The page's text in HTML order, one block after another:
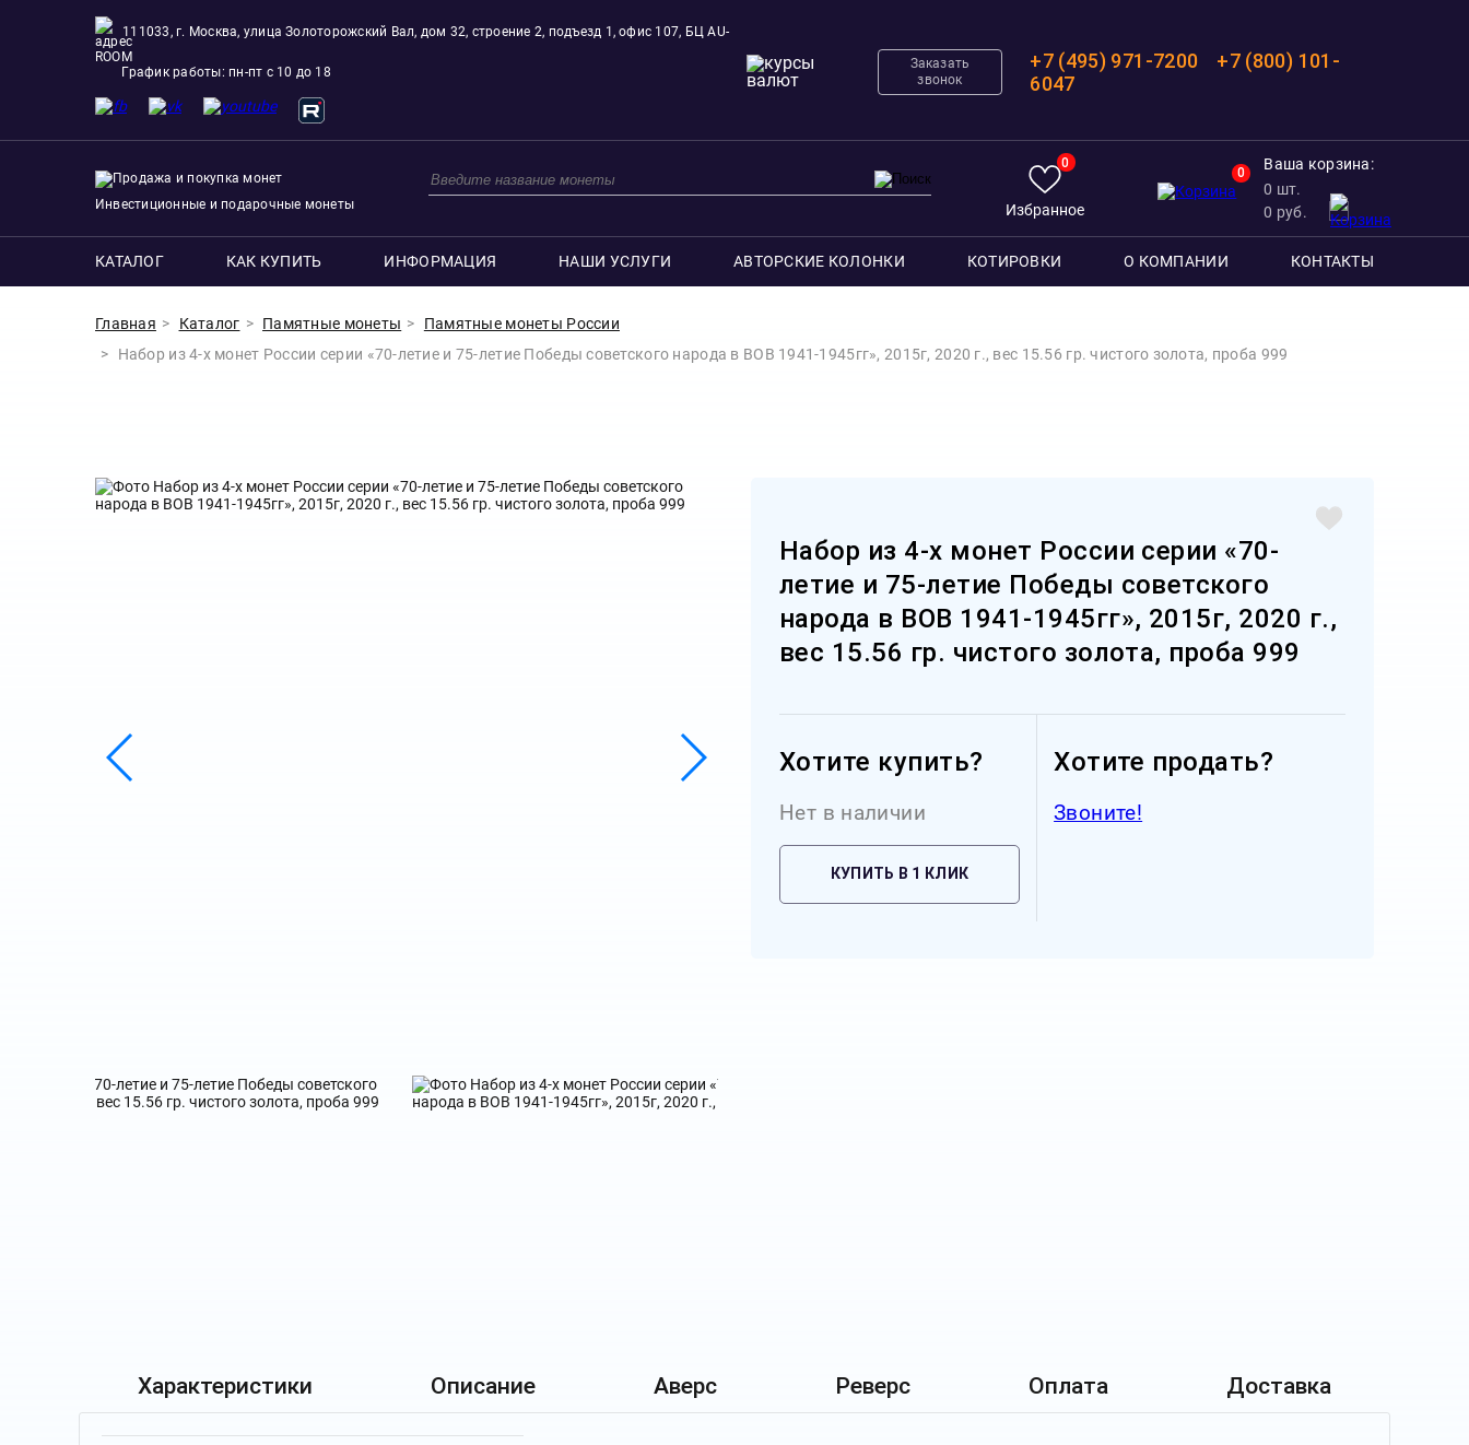
111033, г. Москва, улица Золоторожский Вал, дом 32, строение 2, подъезд 1, офис 107, БЦ AU-
ROOM
График работы: пн-пт с 10 до 18
Заказать
звонок
+7 (495) 971-7200
+7 (800) 101-
6047
Инвестиционные и подарочные монеты
0
Избранное
0
Ваша корзина:
0 шт.
0 руб.
КАТАЛОГ КАК КУПИТЬ ИНФОРМАЦИЯ НАШИ УСЛУГИ АВТОРСКИЕ КОЛОНКИ КОТИРОВКИ О КОМПАНИИ КОНТАКТЫ
Главная Каталог Памятные монеты
Памятные монеты России
Набор из 4-х монет России серии «70-летие и 75-летие Победы советского народа в ВОВ 1941-1945гг», 2015г, 2020 г., вес 15.56 гр. чистого золота, проба 999
Набор из 4-х монет России серии «70-
летие и 75-летие Победы советского
народа в ВОВ 1941-1945гг», 2015г, 2020 г.,
вес 15.56 гр. чистого золота, проба 999
Хотите купить?
Нет в наличии
КУПИТЬ В 1 КЛИК
Хотите продать?
Звоните!
Характеристики Описание Аверс Реверс Оплата Доставка